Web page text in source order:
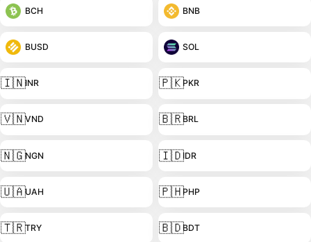
BCH BNB
BUSD SOL
🇮🇳INR 🇵🇰PKR
🇻🇳VND 🇧🇷BRL
🇳🇬NGN 🇮🇩IDR
🇺🇦UAH 🇵🇭PHP
🇹🇷TRY 🇧🇩BDT